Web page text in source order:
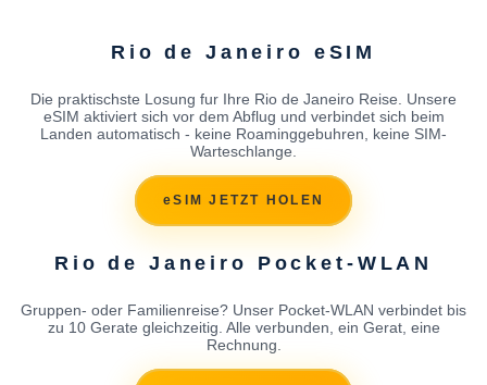
Rio de Janeiro eSIM
Die praktischste Losung fur Ihre Rio de Janeiro Reise. Unsere
eSIM aktiviert sich vor dem Abflug und verbindet sich beim
Landen automatisch - keine Roaminggebuhren, keine SIM-
Warteschlange.
eSIM JETZT HOLEN
Rio de Janeiro Pocket-WLAN
Gruppen- oder Familienreise? Unser Pocket-WLAN verbindet bis
zu 10 Gerate gleichzeitig. Alle verbunden, ein Gerat, eine
Rechnung.